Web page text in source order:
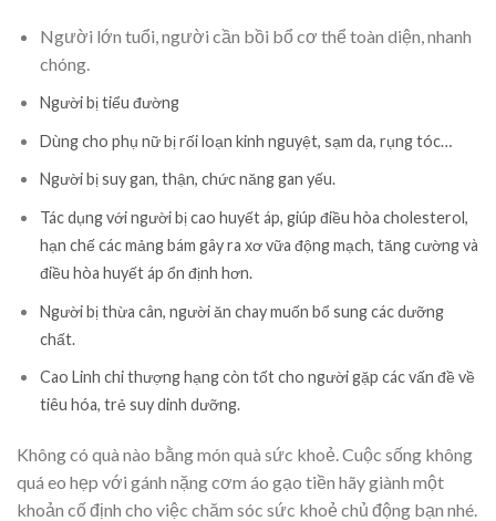
Người lớn tuổi, người cần bồi bổ cơ thể toàn diện, nhanh
chóng.
Người bị tiểu đường
Dùng cho phụ nữ bị rối loạn kinh nguyệt, sạm da, rụng tóc…
Người bị suy gan, thận, chức năng gan yếu.
Tác dụng với người bị cao huyết áp, giúp điều hòa cholesterol,
hạn chế các mảng bám gây ra xơ vữa động mạch, tăng cường và
điều hòa huyết áp ổn định hơn.
Người bị thừa cân, người ăn chay muốn bổ sung các dưỡng
chất.
Cao Linh chi thượng hạng còn tốt cho người gặp các vấn đề về
tiêu hóa, trẻ suy dinh dưỡng.
Không có quà nào bằng món quà sức khoẻ. Cuộc sống không
quá eo hẹp với gánh nặng cơm áo gạo tiền hãy giành một
khoản cố định cho việc chăm sóc sức khoẻ chủ động bạn nhé.